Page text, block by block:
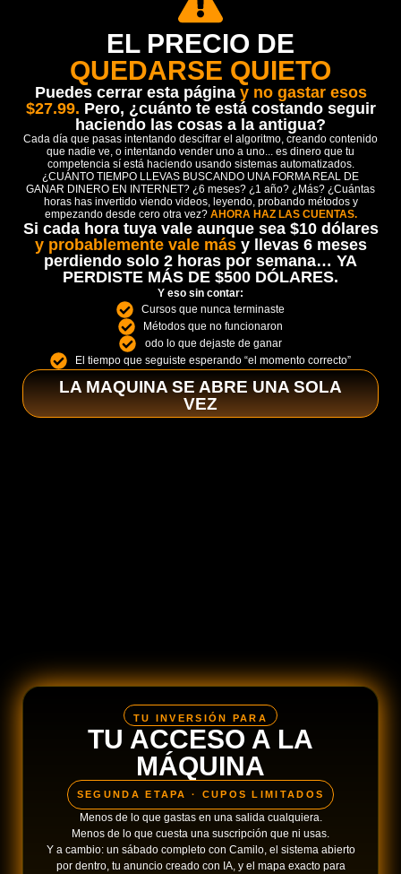
EL PRECIO DE
QUEDARSE QUIETO
Puedes cerrar esta página y no gastar esos
$27.99. Pero, ¿cuánto te está costando seguir
haciendo las cosas a la antigua?
Cada día que pasas intentando descifrar el algoritmo, creando contenido
que nadie ve, o intentando vender uno a uno... es dinero que tu
competencia sí está haciendo usando sistemas automatizados.
¿CUÁNTO TIEMPO LLEVAS BUSCANDO UNA FORMA REAL DE
GANAR DINERO EN INTERNET? ¿6 meses? ¿1 año? ¿Más? ¿Cuántas
horas has invertido viendo videos, leyendo, probando métodos y
empezando desde cero otra vez? AHORA HAZ LAS CUENTAS.
Si cada hora tuya vale aunque sea $10 dólares
y probablemente vale más y llevas 6 meses
perdiendo solo 2 horas por semana… YA
PERDISTE MÁS DE $500 DÓLARES.
Y eso sin contar:
Cursos que nunca terminaste
Métodos que no funcionaron
odo lo que dejaste de ganar
El tiempo que seguiste esperando “el momento correcto”
LA MAQUINA SE ABRE UNA SOLA
VEZ
TU INVERSIÓN PARA
TU ACCESO A LA
MÁQUINA
SEGUNDA ETAPA · CUPOS LIMITADOS
Menos de lo que gastas en una salida cualquiera.
Menos de lo que cuesta una suscripción que ni usas.
Y a cambio: un sábado completo con Camilo, el sistema abierto
por dentro, tu anuncio creado con IA, y el mapa exacto para